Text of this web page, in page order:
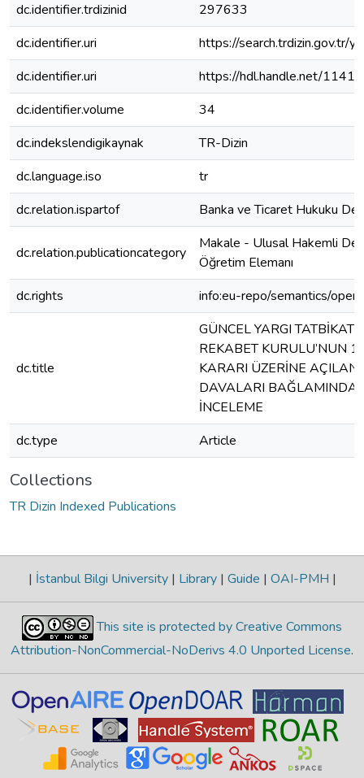
dc.identifier.trdizinid
297633
dc.identifier.uri
https://search.trdizin.gov.tr/
dc.identifier.uri
https://hdl.handle.net/
dc.identifier.volume
34
dc.indekslendigikaynak
TR-Dizin
dc.language.iso
tr
dc.relation.ispartof
Banka ve Ticaret Hukuku
dc.relation.publicationcategory
Makale - Ulusal Hakemli
Öğretim Elemanı
dc.rights
info:eu-repo/semantics/
dc.title
GÜNCEL YARGI TATBİKATI
REKABET KURULU’NUN
KARARI ÜZERİNE AÇILAN
DAVALARI BAĞLAMINDA
İNCELEME
dc.type
Article
Collections
TR Dizin Indexed Publications
| İstanbul Bilgi University | Library | Guide | OAI-PMH |
This site is protected by Creative Commons
Attribution-NonCommercial-NoDerivs 4.0 Unported License.